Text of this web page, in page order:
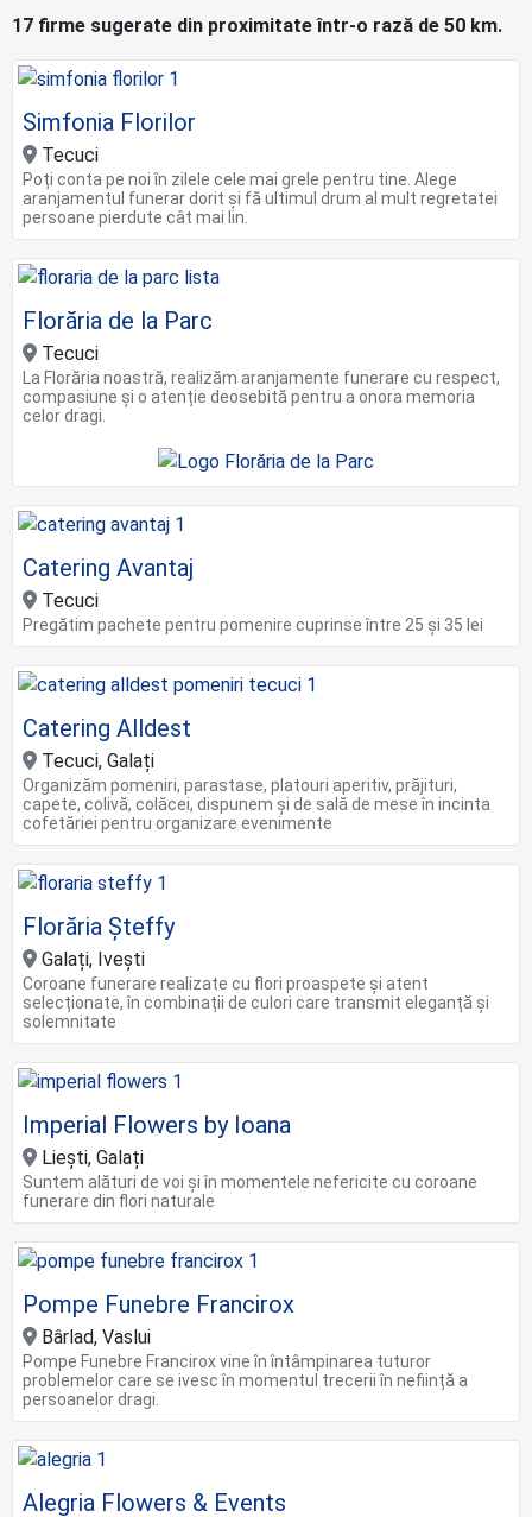
17 firme sugerate din proximitate într-o rază de 50 km.
Simfonia Florilor
Tecuci
Poți conta pe noi în zilele cele mai grele pentru tine. Alege
aranjamentul funerar dorit și fă ultimul drum al mult regretatei
persoane pierdute cât mai lin.
Florăria de la Parc
Tecuci
La Florăria noastră, realizăm aranjamente funerare cu respect,
compasiune și o atenție deosebită pentru a onora memoria
celor dragi.
Catering Avantaj
Tecuci
Pregătim pachete pentru pomenire cuprinse între 25 și 35 lei
Catering Alldest
Tecuci, Galați
Organizăm pomeniri, parastase, platouri aperitiv, prăjituri,
capete, colivă, colăcei, dispunem și de sală de mese în incinta
cofetăriei pentru organizare evenimente
Florăria Șteffy
Galați, Ivești
Coroane funerare realizate cu flori proaspete și atent
selecționate, în combinații de culori care transmit eleganță și
solemnitate
Imperial Flowers by Ioana
Liești, Galați
Suntem alături de voi și în momentele nefericite cu coroane
funerare din flori naturale
Pompe Funebre Francirox
Bârlad, Vaslui
Pompe Funebre Francirox vine în întâmpinarea tuturor
problemelor care se ivesc în momentul trecerii în neființă a
persoanelor dragi.
Alegria Flowers & Events